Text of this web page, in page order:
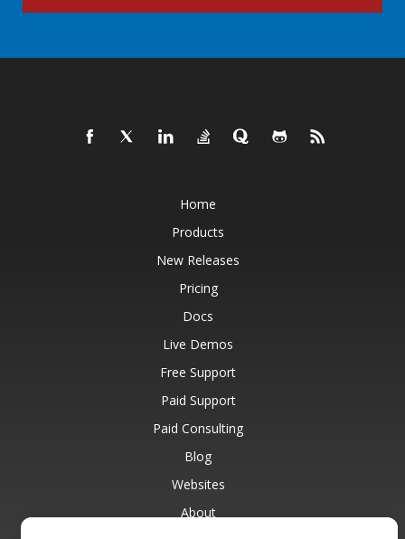
Home
Products
New Releases
Pricing
Docs
Live Demos
Free Support
Paid Support
Paid Consulting
Blog
Websites
About